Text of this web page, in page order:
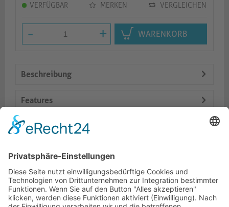
VERFÜGBAR MERKEN VERGLEICHEN
- + WARENKORB
Beschreibung
Features
Logistik
Dokumente
Ähnliche Artikel